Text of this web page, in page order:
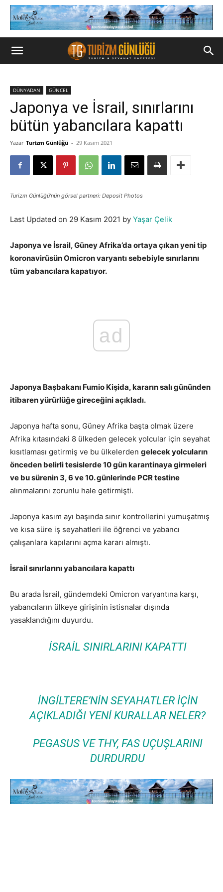
DÜNYADAN GÜNCEL
Japonya ve İsrail, sınırlarını
bütün yabancılara kapattı
Yazar Turizm Günlüğü - 29 Kasım 2021
Turizm Günlüğü'nün görsel partneri: Deposit Photos
Last Updated on 29 Kasım 2021 by Yaşar Çelik
Japonya ve İsrail, Güney Afrika’da ortaya çıkan yeni tip
koronavirüsün Omicron varyantı sebebiyle sınırlarını
tüm yabancılara kapatıyor.
ad
Japonya Başbakanı Fumio Kişida, kararın salı gününden
itibaren yürürlüğe gireceğini açıkladı.
Japonya hafta sonu, Güney Afrika başta olmak üzere
Afrika kıtasındaki 8 ülkeden gelecek yolcular için seyahat
kısıtlaması getirmiş ve bu ülkelerden gelecek yolcuların
önceden belirli tesislerde 10 gün karantinaya girmeleri
ve bu sürenin 3, 6 ve 10. günlerinde PCR testine
alınmalarını zorunlu hale getirmişti.
Japonya kasım ayı başında sınır kontrollerini yumuşatmış
ve kısa süre iş seyahatleri ile öğrenci ve yabancı
çalışanlara kapılarını açma kararı almıştı.
İsrail sınırlarını yabancılara kapattı
Bu arada İsrail, gündemdeki Omicron varyantına karşı,
yabancıların ülkeye girişinin istisnalar dışında
yasaklandığını duyurdu.
İSRAIL SINIRLARINI KAPATTI
İNGILTERE’NIN SEYAHATLER IÇIN
AÇIKLADIĞI YENI KURALLAR NELER?
PEGASUS VE THY, FAS UÇUŞLARINI
DURDURDU